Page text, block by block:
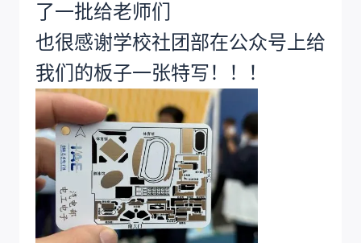
了一批给老师们
也很感谢学校社团部在公众号上给
我们的板子一张特写！！！